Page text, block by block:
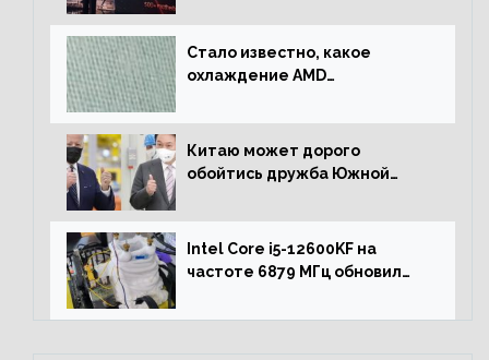
Стало известно, какое
охлаждение AMD
процессора Ryzen 7000 до 5.5
ГГц
Китаю может дорого
обойтись дружба Южной
Intel Core i5-12600KF на
частоте 6879 МГц обновил